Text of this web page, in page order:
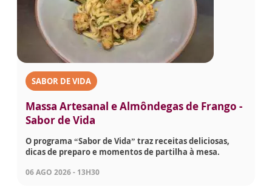
SABOR DE VIDA
Massa Artesanal e Almôndegas de Frango -
Sabor de Vida
O programa “Sabor de Vida” traz receitas deliciosas,
dicas de preparo e momentos de partilha à mesa.
06 AGO 2026 - 13H30